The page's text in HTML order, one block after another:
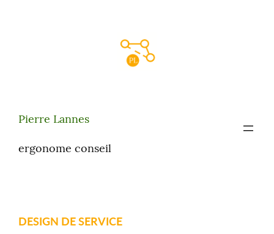
Pierre Lannes
ergonome conseil
DESIGN DE SERVICE